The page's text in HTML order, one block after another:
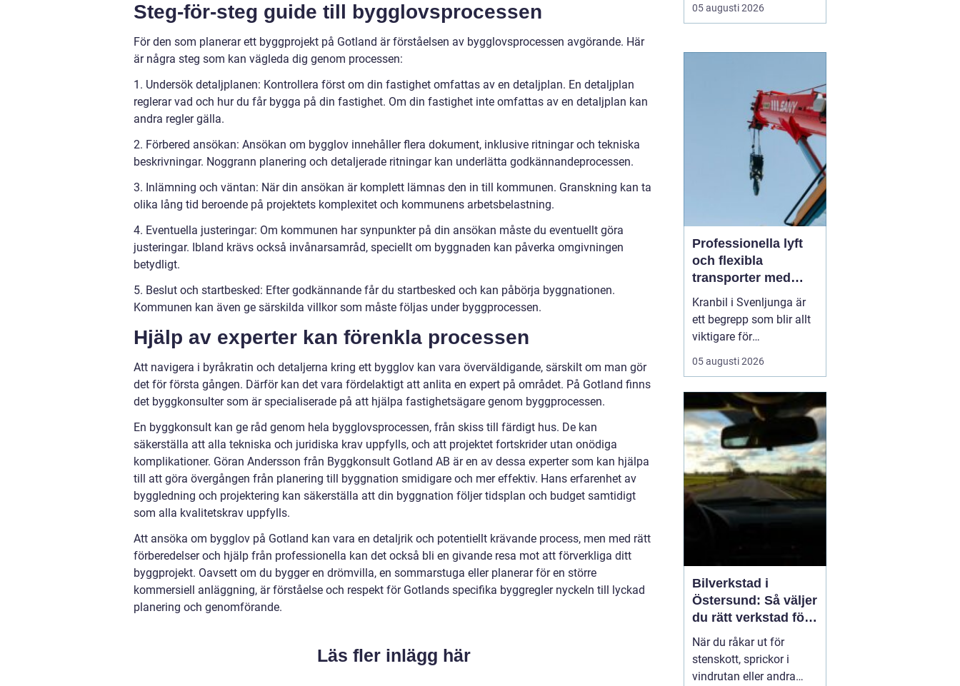
Steg-för-steg guide till bygglovsprocessen
För den som planerar ett byggprojekt på Gotland är förståelsen av bygglovsprocessen avgörande. Här
är några steg som kan vägleda dig genom processen:
1. Undersök detaljplanen: Kontrollera först om din fastighet omfattas av en detaljplan. En detaljplan
reglerar vad och hur du får bygga på din fastighet. Om din fastighet inte omfattas av en detaljplan kan
andra regler gälla.
2. Förbered ansökan: Ansökan om bygglov innehåller flera dokument, inklusive ritningar och tekniska
beskrivningar. Noggrann planering och detaljerade ritningar kan underlätta godkännandeprocessen.
3. Inlämning och väntan: När din ansökan är komplett lämnas den in till kommunen. Granskning kan ta
olika lång tid beroende på projektets komplexitet och kommunens arbetsbelastning.
4. Eventuella justeringar: Om kommunen har synpunkter på din ansökan måste du eventuellt göra
justeringar. Ibland krävs också invånarsamråd, speciellt om byggnaden kan påverka omgivningen
betydligt.
5. Beslut och startbesked: Efter godkännande får du startbesked och kan påbörja byggnationen.
Kommunen kan även ge särskilda villkor som måste följas under byggprocessen.
Hjälp av experter kan förenkla processen
Att navigera i byråkratin och detaljerna kring ett bygglov kan vara överväldigande, särskilt om man gör
det för första gången. Därför kan det vara fördelaktigt att anlita en expert på området. På Gotland finns
det byggkonsulter som är specialiserade på att hjälpa fastighetsägare genom byggprocessen.
En byggkonsult kan ge råd genom hela bygglovsprocessen, från skiss till färdigt hus. De kan
säkerställa att alla tekniska och juridiska krav uppfylls, och att projektet fortskrider utan onödiga
komplikationer. Göran Andersson från Byggkonsult Gotland AB är en av dessa experter som kan hjälpa
till att göra övergången från planering till byggnation smidigare och mer effektiv. Hans erfarenhet av
byggledning och projektering kan säkerställa att din byggnation följer tidsplan och budget samtidigt
som alla kvalitetskrav uppfylls.
Att ansöka om bygglov på Gotland kan vara en detaljrik och potentiellt krävande process, men med rätt
förberedelser och hjälp från professionella kan det också bli en givande resa mot att förverkliga ditt
byggprojekt. Oavsett om du bygger en drömvilla, en sommarstuga eller planerar för en större
kommersiell anläggning, är förståelse och respekt för Gotlands specifika byggregler nyckeln till lyckad
planering och genomförande.
Läs fler inlägg här
fastighet ren, trygg och
Professionell skötsel av
byggnader mår bättre,
boende trivs mer och
fastighetsägare får ...
05 augusti 2026
Professionella lyft
och flexibla
transporter med
kranbil i Svenljunga
Kranbil i Svenljunga är
ett begrepp som blir allt
viktigare för
byggföretag, lantbrukare,
industrier och
behöver säkra lyft och
flexibla transporter i
södra Sverige. När tunga
material ska bå...
05 augusti 2026
Bilverkstad i
Östersund: Så väljer
du rätt verkstad för
glasskador
När du råkar ut för
stenskott, sprickor i
vindrutan eller andra